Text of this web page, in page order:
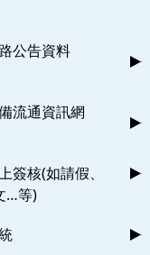
公告資料
流通資訊網
簽核(如請假、
…等)